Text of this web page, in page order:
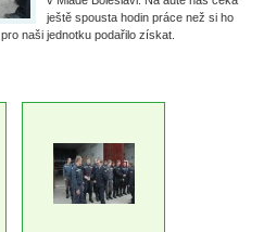
ještě spousta hodin práce než si ho
naši jednotku podařilo získat.